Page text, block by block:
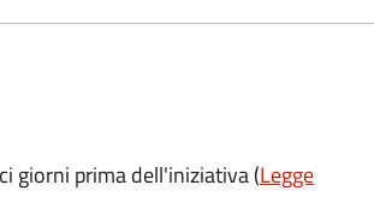
giorni primadell'iniziativa (Legge